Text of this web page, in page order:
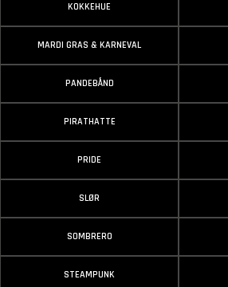
KOKKEHUE
MARDI GRAS & KARNEVAL
PANDEBÅND
PIRATHATTE
PRIDE
SLØR
SOMBRERO
STEAMPUNK